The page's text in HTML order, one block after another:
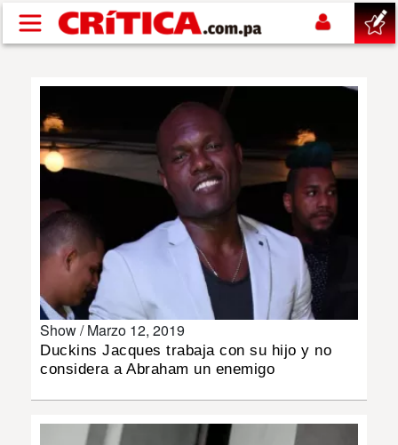
Pasar al contenido principal
SUCESOS
NACIONAL
POLÍTICA
DEPORTES
Show /Marzo 12, 2019
Duckins Jacques trabaja con su hijo y no
considera a Abraham un enemigo